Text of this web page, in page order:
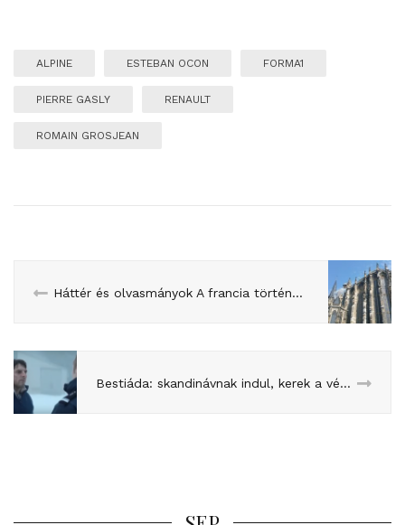
ALPINE ESTEBAN OCON FORMA1
PIERRE GASLY RENAULT
ROMAIN GROSJEAN
Háttér és olvasmányok A francia történelem nagyjai kurzushoz
Bestiáda: skandinávnak indul, kerek a vége